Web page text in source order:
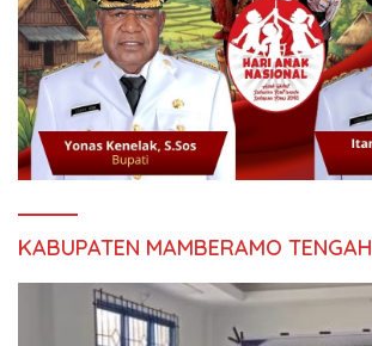
KABUPATEN MAMBERAMO TENGAH